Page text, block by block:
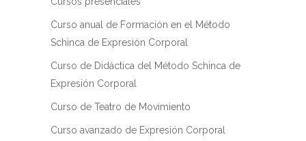
Curso anual de Formación en el Método
Schinca de Expresión Corporal
Curso de Didáctica del Método Schinca de
Expresión Corporal
Curso de Teatro de Movimiento
Curso avanzado de Expresión Corporal